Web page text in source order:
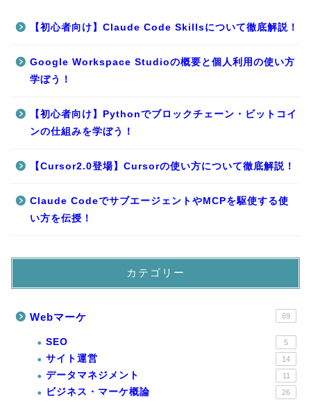
【初心者向け】Claude Code Skillsについて徹底解説！
Google Workspace Studioの概要と個人利用の使い方
学ぼう！
【初心者向け】Pythonでブロックチェーン・ビットコイ
ンの仕組みを学ぼう！
【Cursor2.0登場】Cursorの使い方について徹底解説！
Claude CodeでサブエージェントやMCPを駆使する使
い方を伝授！
カテゴリー
Webマーケ 69
SEO 5
サイト運営 14
データマネジメント 11
ビジネス・マーケ概論 26